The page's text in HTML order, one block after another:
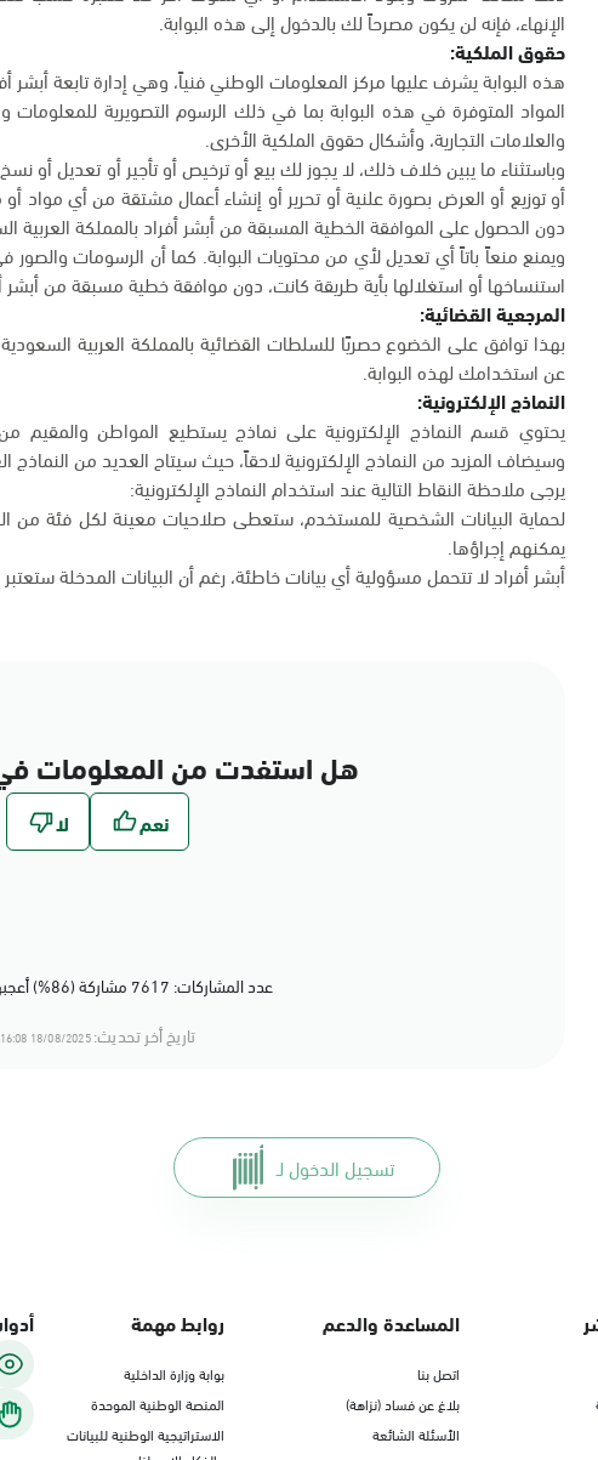
الإنهاء، فإنه لن يكون مصرحاً لك بالدخول إلى هذه البوابة.
حقوق الملكية:
هذه البوابة يشرف عليها مركز المعلومات الوطني فنياً، وهي إدارة تابعة أبشر
المواد المتوفرة في هذه البوابة بما في ذلك الرسوم التصويرية
والعلامات التجارية، وأشكال حقوق الملكية الأخرى.
وباستثناء ما يبين خلاف ذلك، لا يجوز لك بيع أو ترخيص أو تأجير أو تعديل أو
أو توزيع أو العرض بصورة علنية أو تحرير أو إنشاء أعمال مشتقة من أي مواد
دون الحصول على الموافقة الخطية المسبقة من أبشر أفراد بالمملكة العربية
ويمنع منعاً باتاً أي تعديل لأي من محتويات البوابة. كما أن الرسومات
استنساخها أو استغلالها بأية طريقة كانت، دون موافقة خطية مسبقة من أبشر
المرجعية القضائية:
بهذا توافق على الخضوع حصريًا للسلطات القضائية بالمملكة العربية
عن استخدامك لهذه البوابة.
النماذج الإلكترونية:
يحتوي قسم النماذج الإلكترونية على نماذج يستطيع المواطن والمقيم من
وسيضاف المزيد من النماذج الإلكترونية لاحقاً، حيث سيتاح العديد من النماذج
يرجى ملاحظة النقاط التالية عند استخدام النماذج الإلكترونية:
لحماية البيانات الشخصية للمستخدم، ستعطى صلاحيات معينة لكل فئة من
يمكنهم إجراؤها.
أبشر أفراد لا تتحمل مسؤولية أي بيانات خاطئة، رغم أن البيانات المدخلة
هل استفدت من المعلومات
عدد المشاركات: 7617 مشاركة (86%) أعجبهم المحتوى
تاريخ أخر تحديث:18/08/2025 16:08
تسجيل الدخول لـ
المساعدة والدعم
اتصل بنا
بلاغ عن فساد (نزاهة)
الأسئلة الشائعة
روابط مهمة
بوابة وزارة الداخلية
المنصة الوطنية الموحدة
الاستراتيجية الوطنية للبيانات